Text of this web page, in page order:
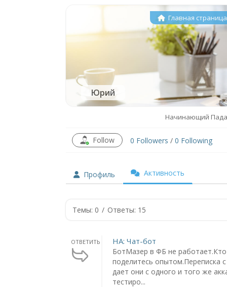
Юрий
Главная
Начинающий
Follow 0 Followers / 0 Following
Профиль Активность
Темы: 0 / Ответы: 15
ОТВЕТИТЬ НА: Чат-бот
БотМазер в ФБ не
поделитесь опытом.Переписка
дает они с одного и того же
тестиро...